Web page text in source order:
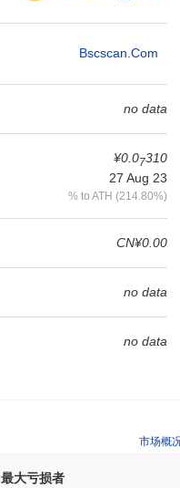
Bscscan.com
no data
¥0.07310
27 Aug 23
% to ATH (214.80%)
CN¥0.00
no data
no data
市场概
最大亏损者